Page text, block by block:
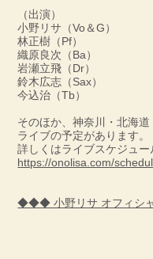
（出演）
小野リサ（Vo＆G）
林正樹（Pf）
織原良次（Ba）
岩瀬立飛（Dr）
鈴木広志（Sax）
今込治（Tb）
そのほか、神奈川・北海道
ライブの予定があります。
詳しくはライブスケジュー
https://onolisa.com/
◆◆◆ 小野リサ オフィシ